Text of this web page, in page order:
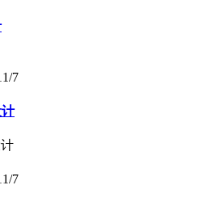
7
7